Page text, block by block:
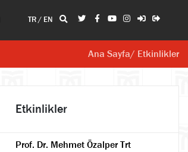
TR/ EN
Ana Sayfa/ Etkinlikler
Etkinlikler
Prof. Dr. Mehmet Özalper Trt